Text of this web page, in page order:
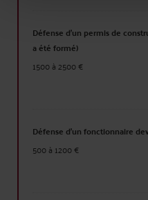
Défense d'un permis de
a été formé)
1500 à 2500 €
Défense d'un fonctionnaire
500 à 1200 €